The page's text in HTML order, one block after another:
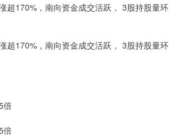
超170%，南向资金成交活跃， 3股持股量环
超170%，南向资金成交活跃， 3股持股量环
倍
倍